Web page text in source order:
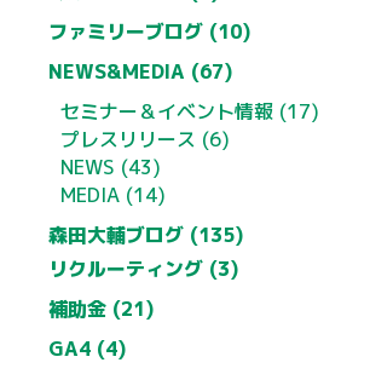
ファミリーブログ (10)
NEWS&MEDIA (67)
セミナー＆イベント情報 (17)
プレスリリース (6)
NEWS (43)
MEDIA (14)
森田大輔ブログ (135)
リクルーティング (3)
補助金 (21)
GA4 (4)